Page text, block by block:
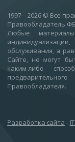
1997—2026 © Все
Правообладатель
Любые
обслуживания, а
Сайте, не могут
каким-либо
Правообладателя.
Разработка сайта -